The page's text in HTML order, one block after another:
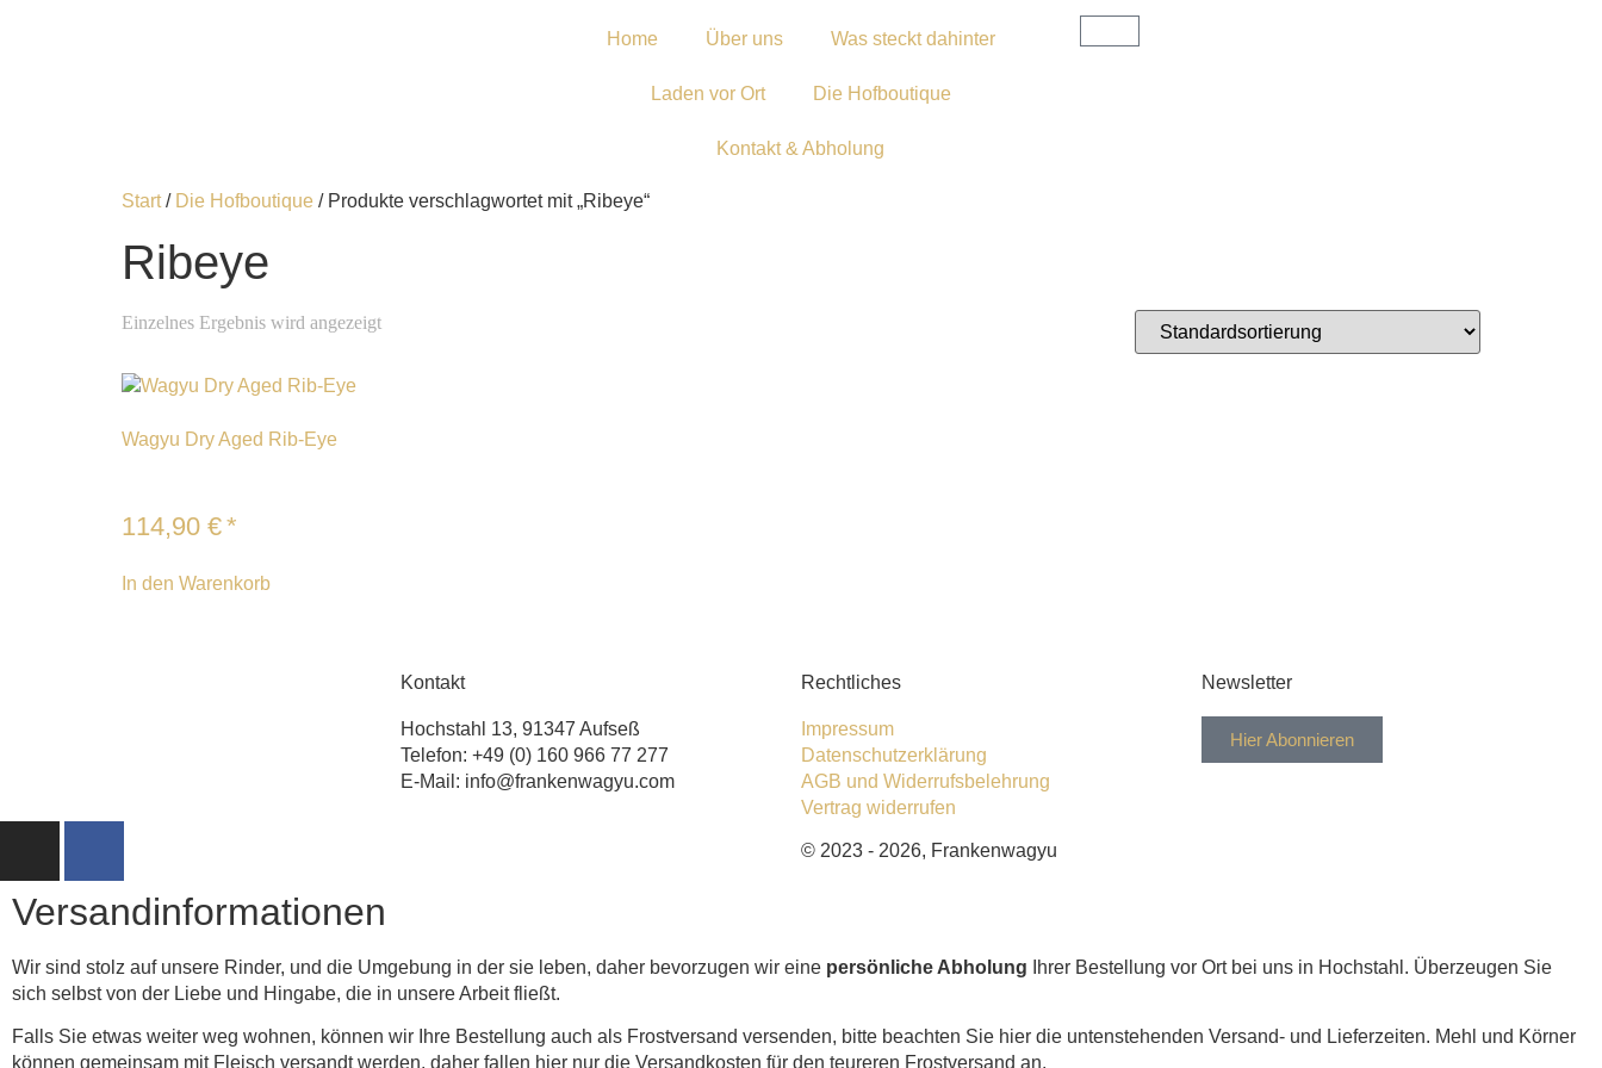
Home Über uns Was steckt dahinter
Laden vor Ort Die Hofboutique
Kontakt & Abholung
Start/ Die Hofboutique / Produkte verschlagwortet mit „Ribeye“
Ribeye
Einzelnes Ergebnis wird angezeigt
Wagyu Dry Aged Rib-Eye
114,90 €*
In den Warenkorb
Kontakt
Hochstahl 13, 91347 Aufseß
Telefon: +49 (0) 160 966 77 277
E-Mail: info@frankenwagyu.com
Rechtliches
Impressum
Datenschutzerklärung
AGB und Widerrufsbelehrung
Vertrag widerrufen
Newsletter
Hier Abonnieren
© 2023 - 2026, Frankenwagyu
Versandinformationen
Wir sind stolz auf unsere Rinder, und die Umgebung in der sie leben, daher bevorzugen wir eine persönliche Abholung Ihrer Bestellung vor Ort bei uns in Hochstahl. Überzeugen Sie
sich selbst von der Liebe und Hingabe, die in unsere Arbeit fließt.
Falls Sie etwas weiter weg wohnen, können wir Ihre Bestellung auch als Frostversand versenden, bitte beachten Sie hier die untenstehenden Versand- und Lieferzeiten. Mehl und Körner
können gemeinsam mit Fleisch versandt werden, daher fallen hier nur die Versandkosten für den teureren Frostversand an.